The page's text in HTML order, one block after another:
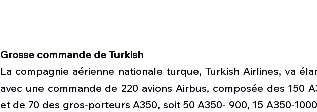
Grosse commande de Turkish
La compagnie aérienne nationale turque, Turkish Airlines, va
avec une commande de 220 avions Airbus, composée des 150
et de 70 des gros-porteurs A350, soit 50 A350- 900, 15 A350-